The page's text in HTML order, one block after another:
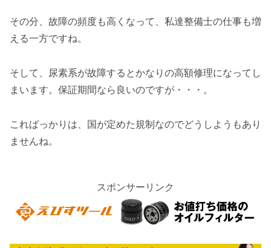
その分、故障の頻度も高くなって、私達整備士の仕事も増
える一方ですね。
そして、尿素系が故障するとかなりの高額修理になってし
まいます。保証期間なら良いのですが・・・。
こればっかりは、国が定めた規制なのでどうしようもあり
ませんね。
スポンサーリンク